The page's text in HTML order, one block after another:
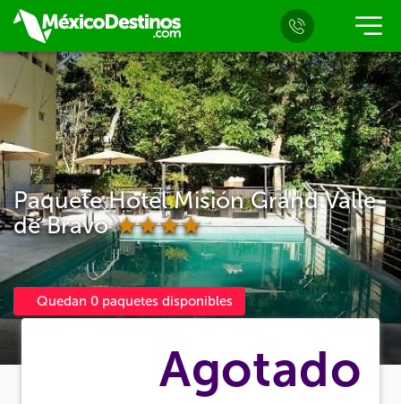
Paquete Hotel Misión Grand Valle
de Bravo
Quedan 0 paquetes disponibles
Agotado